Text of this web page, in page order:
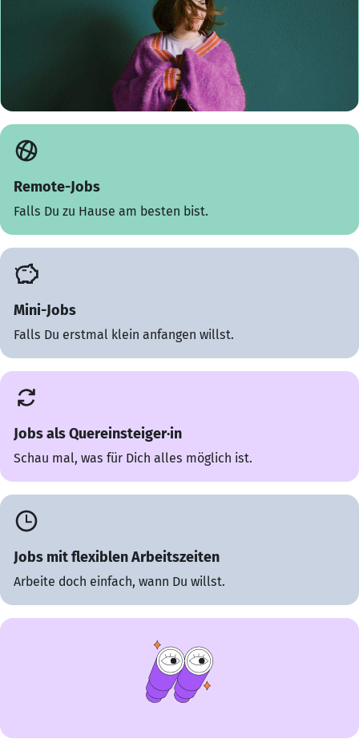
Remote-Jobs
Falls Du zu Hause am besten bist.
Mini-Jobs
Falls Du erstmal klein anfangen willst.
Jobs als Quereinsteiger·in
Schau mal, was für Dich alles möglich ist.
Jobs mit flexiblen Arbeitszeiten
Arbeite doch einfach, wann Du willst.